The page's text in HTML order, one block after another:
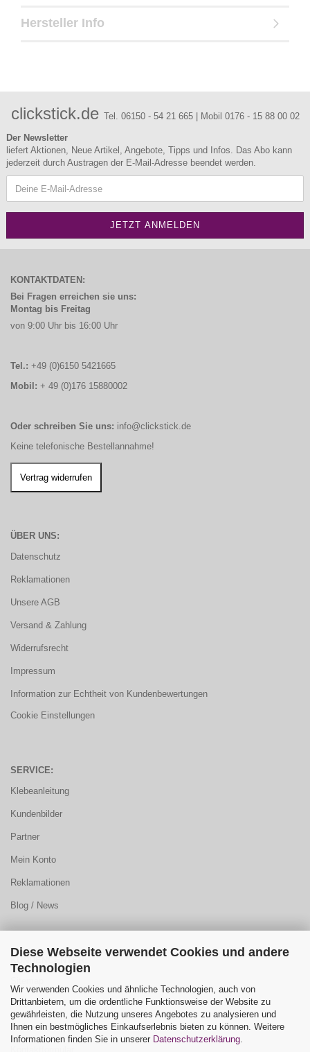
Diese Webseite verwendet Cookies und andere
Technologien
Wir verwenden Cookies und ähnliche Technologien, auch von
Drittanbietern, um die ordentliche Funktionsweise der Website zu
gewährleisten, die Nutzung unseres Angebotes zu analysieren und
Ihnen ein bestmögliches Einkaufserlebnis bieten zu können. Weitere
Informationen finden Sie in unserer Datenschutzerklärung.
Hersteller Info
clickstick.de Tel. 06150 - 54 21 665 | Mobil 0176 - 15 88 00 02
Der Newsletter
liefert Aktionen, Neue Artikel, Angebote, Tipps und Infos. Das Abo kann
jederzeit durch Austragen der E-Mail-Adresse beendet werden.
KONTAKTDATEN:
Bei Fragen erreichen sie uns:
Montag bis Freitag
von 9:00 Uhr bis 16:00 Uhr
Tel.: +49 (0)6150 5421665
Mobil: + 49 (0)176 15880002
Oder schreiben Sie uns: info@clickstick.de
Keine telefonische Bestellannahme!
ÜBER UNS:
Datenschutz
Reklamationen
Unsere AGB
Versand & Zahlung
Widerrufsrecht
Impressum
Information zur Echtheit von Kundenbewertungen
Cookie Einstellungen
SERVICE:
Klebeanleitung
Kundenbilder
Partner
Mein Konto
Reklamationen
Blog / News
FAQ
Farbauswahl